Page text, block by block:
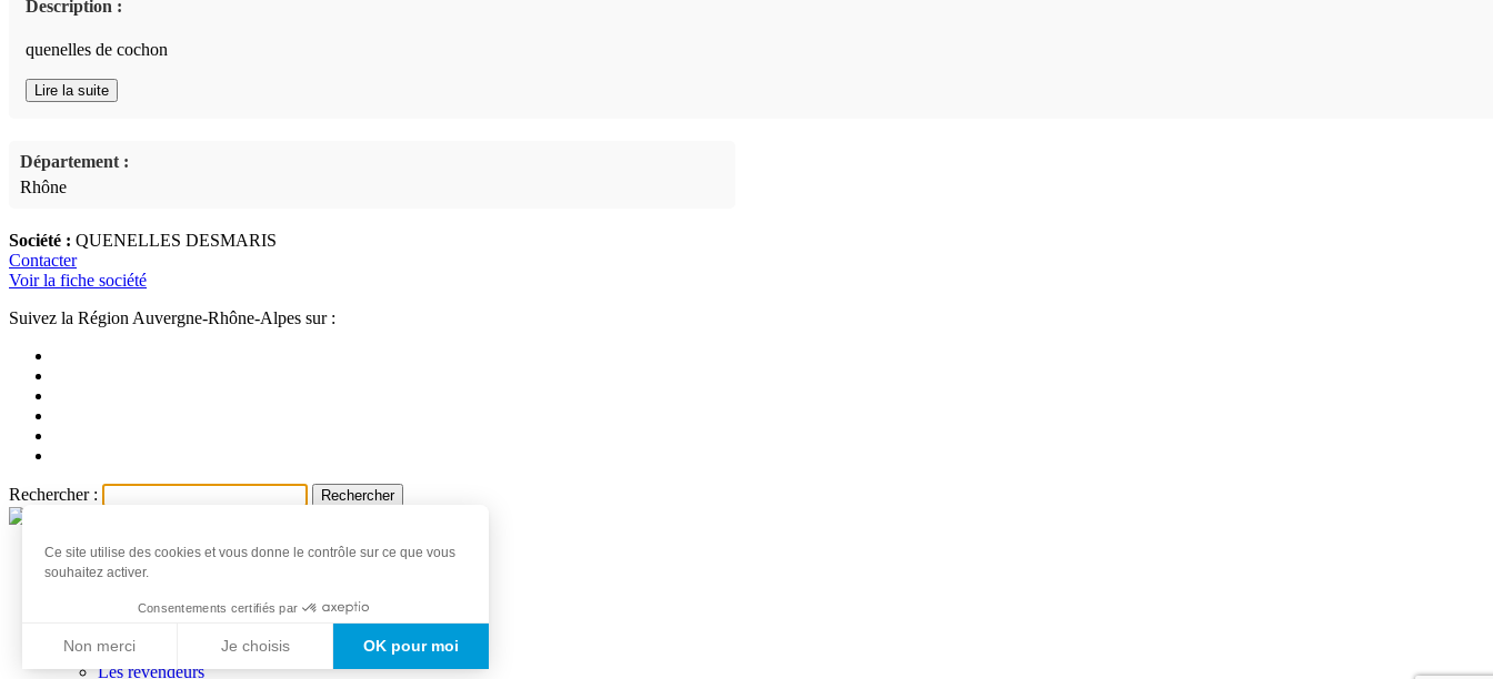
Description :
quenelles de cochon
Lire la suite
Département :
Rhône
Société : QUENELLES DESMARIS
Contacter
Voir la fiche société
Suivez la Région Auvergne-Rhône-Alpes sur :
Rechercher :
Accueil
Les produits et producteurs
Les producteurs
Les revendeurs
Ce site utilise des cookies et vous donne le contrôle sur ce que vous
souhaitez activer.
Consentements certifiés par
Non merci Je choisis OK pour moi